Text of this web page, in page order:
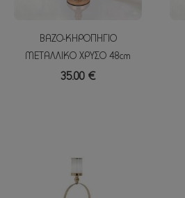
ΒΑΖΟ-ΚΗΡΟΠΗΓΙΟ
ΜΕΤΑΛΛΙΚΟ ΧΡΥΣΟ 48cm
35.00 €